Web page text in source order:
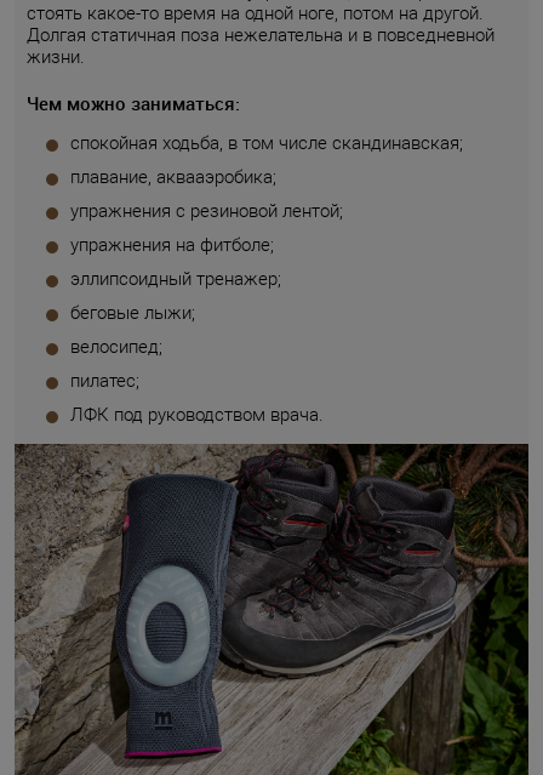
стоять какое-то время на одной ноге, потом на другой.
Долгая статичная поза нежелательна и в повседневной
жизни.
Чем можно заниматься:
спокойная ходьба, в том числе скандинавская;
плавание, аквааэробика;
упражнения с резиновой лентой;
упражнения на фитболе;
эллипсоидный тренажер;
беговые лыжи;
велосипед;
пилатес;
ЛФК под руководством врача.